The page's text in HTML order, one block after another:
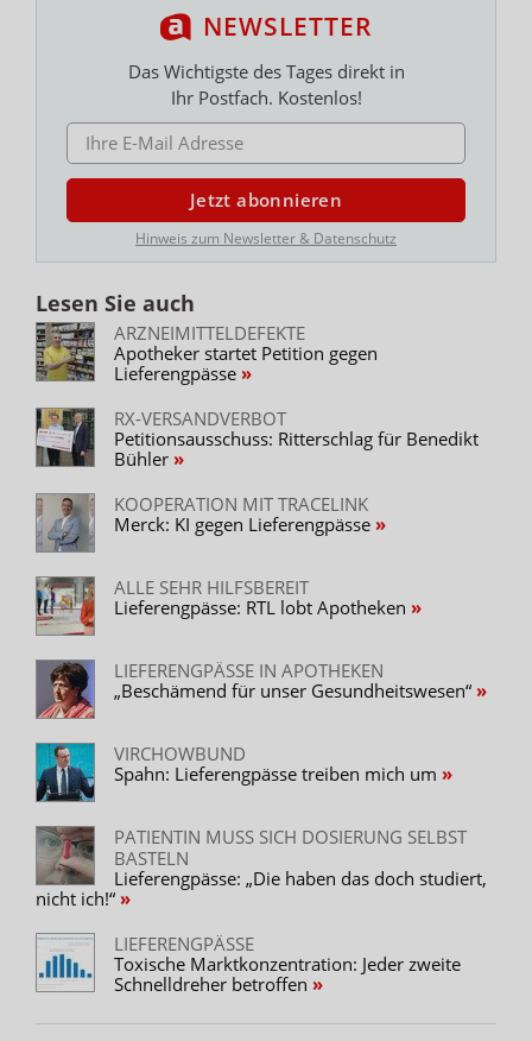
NEWSLETTER
Das Wichtigste des Tages direkt in
Ihr Postfach. Kostenlos!
E-MAIL ADRESSE
Jetzt abonnieren
Hinweis zum Newsletter & Datenschutz
Lesen Sie auch
ARZNEIMITTELDEFEKTE
Apotheker startet Petition gegen
Lieferengpässe
RX-VERSANDVERBOT
Petitionsausschuss: Ritterschlag für Benedikt
Bühler
KOOPERATION MIT TRACELINK
Merck: KI gegen Lieferengpässe
ALLE SEHR HILFSBEREIT
Lieferengpässe: RTL lobt Apotheken
LIEFERENGPÄSSE IN APOTHEKEN
„Beschämend für unser Gesundheitswesen“
VIRCHOWBUND
Spahn: Lieferengpässe treiben mich um
PATIENTIN MUSS SICH DOSIERUNG SELBST
BASTELN
Lieferengpässe: „Die haben das doch studiert,
nicht ich!“
LIEFERENGPÄSSE
Toxische Marktkonzentration: Jeder zweite
Schnelldreher betroffen